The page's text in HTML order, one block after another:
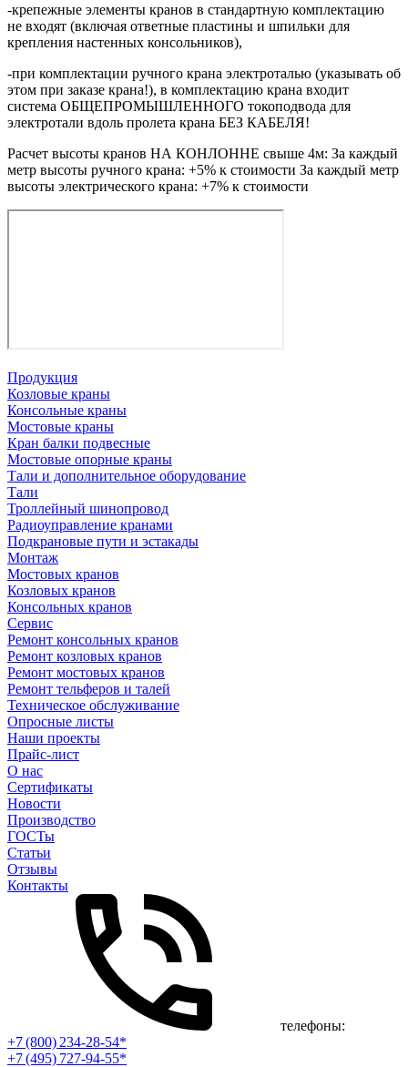
-крепежные элементы кранов в стандартную комплектацию
не входят (включая ответные пластины и шпильки для
крепления настенных консольников),
-при комплектации ручного крана электроталью (указывать об
этом при заказе крана!), в комплектацию крана входит
система ОБЩЕПРОМЫШЛЕННОГО токоподвода для
электротали вдоль пролета крана БЕЗ КАБЕЛЯ!
Расчет высоты кранов НА КОНЛОННЕ свыше 4м: За каждый
метр высоты ручного крана: +5% к стоимости За каждый метр
высоты электрического крана: +7% к стоимости
Продукция
Козловые краны
Консольные краны
Мостовые краны
Кран балки подвесные
Мостовые опорные краны
Тали и дополнительное оборудование
Тали
Троллейный шинопровод
Радиоуправление кранами
Подкрановые пути и эстакады
Монтаж
Мостовых кранов
Козловых кранов
Консольных кранов
Сервис
Ремонт консольных кранов
Ремонт козловых кранов
Ремонт мостовых кранов
Ремонт тельферов и талей
Техническое обслуживание
Опросные листы
Наши проекты
Прайс-лист
О нас
Сертификаты
Новости
Производство
ГОСТы
Статьи
Отзывы
Контакты
телефоны:
+7 (800) 234-28-54*
+7 (495) 727-94-55*